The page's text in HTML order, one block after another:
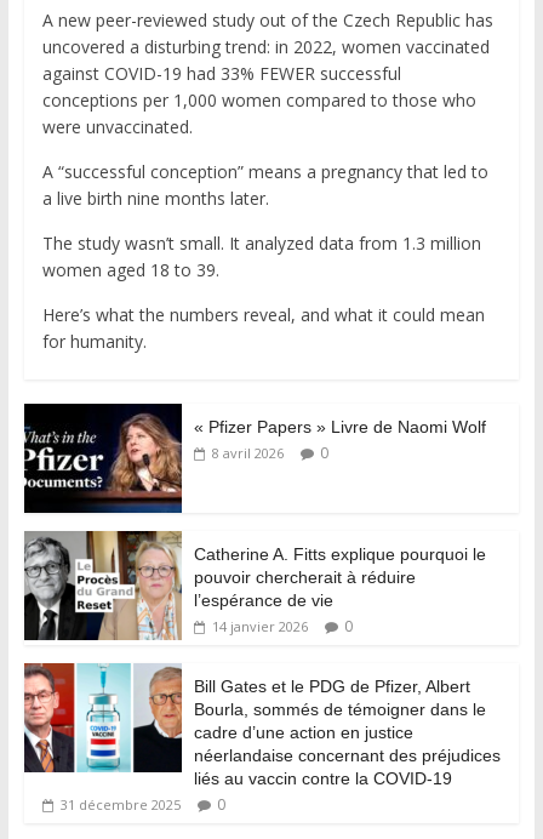
A new peer-reviewed study out of the Czech Republic has
uncovered a disturbing trend: in 2022, women vaccinated
against COVID-19 had 33% FEWER successful
conceptions per 1,000 women compared to those who
were unvaccinated.
A “successful conception” means a pregnancy that led to
a live birth nine months later.
The study wasn’t small. It analyzed data from 1.3 million
women aged 18 to 39.
Here’s what the numbers reveal, and what it could mean
for humanity.
« Pfizer Papers » Livre de Naomi Wolf
8 avril 2026 0
Catherine A. Fitts explique pourquoi le
pouvoir chercherait à réduire
l’espérance de vie
14 janvier 2026 0
Bill Gates et le PDG de Pfizer, Albert
Bourla, sommés de témoigner dans le
cadre d’une action en justice
néerlandaise concernant des préjudices
liés au vaccin contre la COVID-19
31 décembre 2025 0